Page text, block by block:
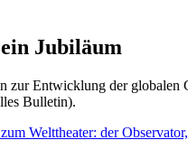
Jubiläum
zur Entwicklung der
Bulletin).
Welttheater: der